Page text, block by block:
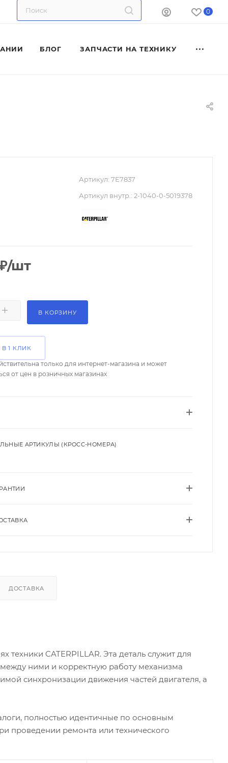
0
БЛОГ ЗАПЧАСТИ НА ТЕХНИКУ
Артикул: 7E7837
Артикул внутр.: 2-1040-0-5019378
/шт
В КОРЗИНУ
1 КЛИК
только для интернет-магазина и может
от цен в розничных магазинах
АРТИКУЛЫ (КРОСС-НОМЕРА)
ДОСТАВКА
техники CATERPILLAR. Эта деталь служит для
ними и корректную работу механизма
синхронизации движения частей двигателя, а
полностью идентичные по основным
проведении ремонта или технического